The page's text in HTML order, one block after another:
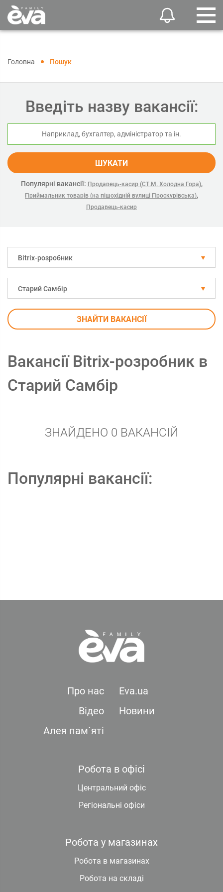
Головна Пошук
Введіть назву вакансії:
ШУКАТИ
Популярні вакансії: Продавець-касир (СТ.М. Холодна Гора),
Приймальник товарів (на пішохідній вулиці Проскурівська),
Продавець-касир
Bitrix-розробник
Старий Самбір
ЗНАЙТИ ВАКАНСІЇ
Вакансії Bitrix-розробник в
Старий Самбір
ЗНАЙДЕНО 0 ВАКАНСІЙ
Популярні вакансії:
Про нас
Eva.ua
Відео
Новини
Алея пам`яті
Робота в офісі
Центральний офіс
Регіональні офіси
Робота у магазинах
Робота в магазинах
Робота на складі